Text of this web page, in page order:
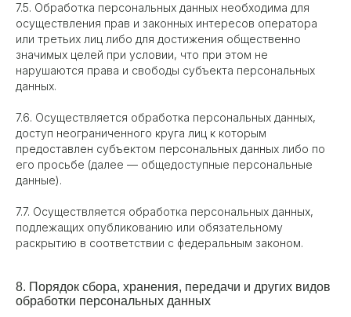
7.5. Обработка персональных данных необходима для
осуществления прав и законных интересов оператора
или третьих лиц либо для достижения общественно
значимых целей при условии, что при этом не
нарушаются права и свободы субъекта персональных
данных.
7.6. Осуществляется обработка персональных данных,
доступ неограниченного круга лиц к которым
предоставлен субъектом персональных данных либо по
его просьбе (далее — общедоступные персональные
данные).
7.7. Осуществляется обработка персональных данных,
подлежащих опубликованию или обязательному
раскрытию в соответствии с федеральным законом.
8. Порядок сбора, хранения, передачи и других видов
обработки персональных данных